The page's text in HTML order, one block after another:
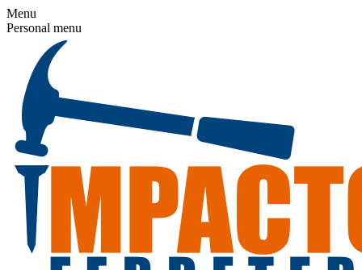
Menu
Personal menu